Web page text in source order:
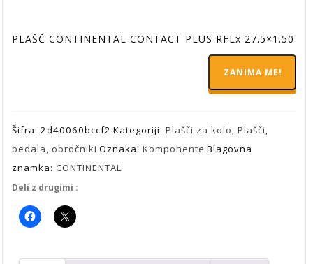
je
je:
PLAŠČ CONTINENTAL CONTACT PLUS RFLx 27.5×1.50
ZANIMA ME!
Šifra:2d40060bccf2 Kategoriji:Plašči za kolo,Plašči,
pedala, obročniki Oznaka:Komponente Blagovna
znamka: CONTINENTAL
Deli z drugimi :